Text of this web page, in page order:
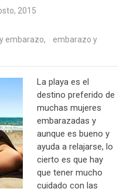
2015
embarazo,
embarazo y
La playa es el
destino preferido de
muchas mujeres
embarazadas y
aunque es bueno y
ayuda a relajarse, lo
cierto es que hay
que tener mucho
cuidado con las